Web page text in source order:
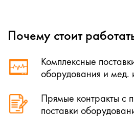
Почему стоит
Комплексные
оборудования и мед.
Прямые контракты с
поставки